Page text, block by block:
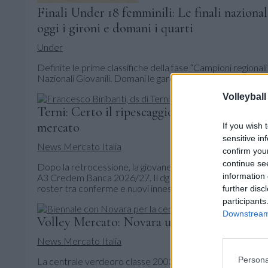
If you wish
sensitive
confirm
continue
information
further
Finali Under 18 femminili: Le finali
oggi i gironi e domani i quarti
Under
Definite le prime classifiche della fase “Campioni
Nazionali Giovanili. Domani le gare decisive per
Terni: Certo il ripescaggio in Serie A3,
mercato
News Mercato Italia
Dopo la retrocessione, la giovane società rossoverde è
A3 Credem Banca 2026/27. Il dg Francesco Biribanti
roster tra conferme e nuovi innesti
Volley Mercato: Novara ufficializza la
News Mercato Italia
La centrale verdeoro classe 2003 arriva dal Minas e